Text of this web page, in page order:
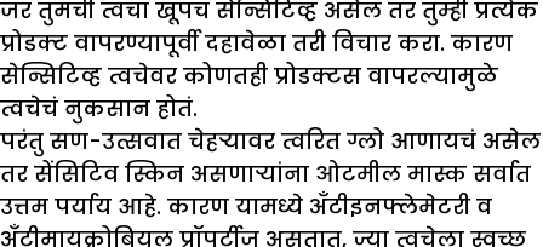
जर तुमची त्वचा खूपच सेन्सिटिव्ह असेल तर तुम्ही प्रत्येक
प्रोडक्ट वापरण्यापूर्वी दहावेळा तरी विचार करा. कारण
सेन्सिटिव्ह त्वचेवर कोणतही प्रोडक्टस वापरल्यामुळे
त्वचेचं नुकसान होतं.
परंतु सण-उत्सवात चेहऱ्यावर त्वरित ग्लो आणायचं असेल
तर सेंसिटिव स्किन असणाऱ्यांना ओटमील मास्क सर्वात
उत्तम पर्याय आहे. कारण यामध्ये अँटीइनफ्लेमेटरी व
अँटीमायक्रोबियल प्रॉपर्टीज असतात, ज्या त्वचेला स्वच्छ